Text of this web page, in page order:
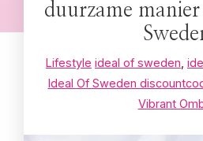
duurzame
Lifestyle ideal of sweden
Ideal Of Sweden
Vibrant